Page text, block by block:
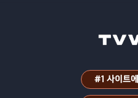
#1 사이트